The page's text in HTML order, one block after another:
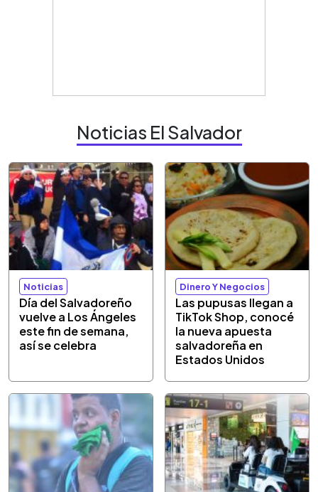
Noticias El Salvador
Noticias
Día del Salvadoreño
vuelve a Los Ángeles
este fin de semana,
así se celebra
Dinero Y Negocios
Las pupusas llegan a
TikTok Shop, conocé
la nueva apuesta
salvadoreña en
Estados Unidos